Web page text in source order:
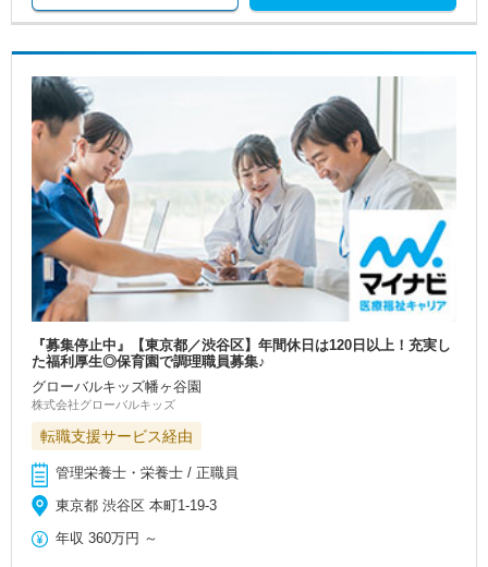
『募集停止中』【東京都／渋谷区】年間休日は120日以上！充実し
た福利厚生◎保育園で調理職員募集♪
グローバルキッズ幡ヶ谷園
株式会社グローバルキッズ
転職支援サービス経由
管理栄養士・栄養士 / 正職員
東京都 渋谷区 本町1-19-3
年収 360万円 ～